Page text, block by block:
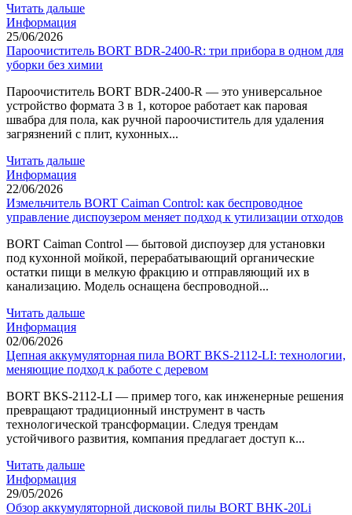
Читать дальше
Информация
25/06/2026
Пароочиститель BORT BDR-2400-R: три прибора в одном для
уборки без химии
Пароочиститель BORT BDR-2400-R — это универсальное
устройство формата 3 в 1, которое работает как паровая
швабра для пола, как ручной пароочиститель для удаления
загрязнений с плит, кухонных...
Читать дальше
Информация
22/06/2026
Измельчитель BORT Caiman Control: как беспроводное
управление диспоузером меняет подход к утилизации отходов
BORT Caiman Control — бытовой диспоузер для установки
под кухонной мойкой, перерабатывающий органические
остатки пищи в мелкую фракцию и отправляющий их в
канализацию. Модель оснащена беспроводной...
Читать дальше
Информация
02/06/2026
Цепная аккумуляторная пила BORT BKS-2112-LI: технологии,
меняющие подход к работе с деревом
BORT BKS-2112-LI — пример того, как инженерные решения
превращают традиционный инструмент в часть
технологической трансформации. Следуя трендам
устойчивого развития, компания предлагает доступ к...
Читать дальше
Информация
29/05/2026
Обзор аккумуляторной дисковой пилы BORT BHK-20Li